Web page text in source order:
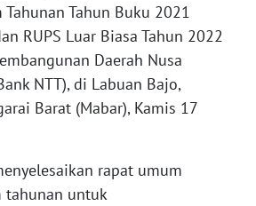
Tahunan Tahun Buku 2021
RUPS Luar Biasa Tahun 2022
Daerah Nusa
NTT), di Labuan Bajo,
Barat (Mabar), Kamis 17
rapat umum
tahunan untuk